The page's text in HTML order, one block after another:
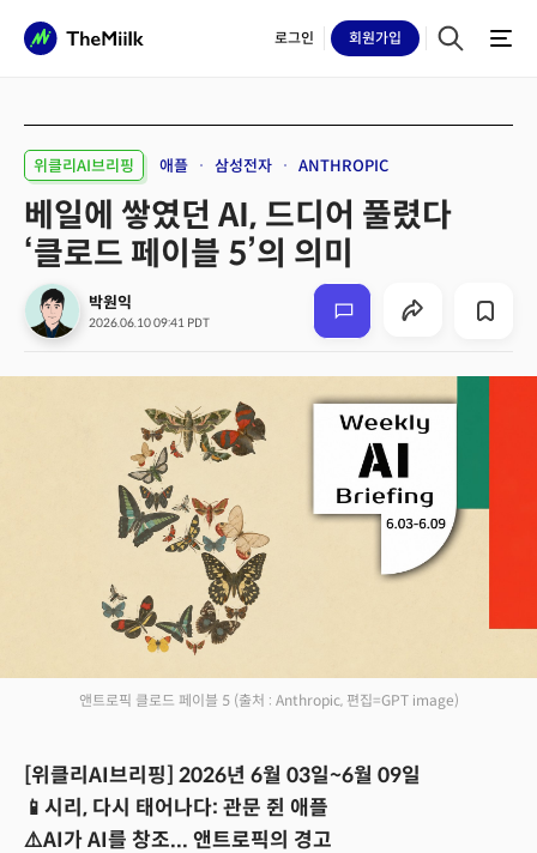
로그인 회원가입
위클리AI브리핑 애플 삼성전자 ANTHROPIC
베일에 쌓였던 AI, 드디어 풀렸다
‘클로드 페이블 5’의 의미
박원익
2026.06.10 09:41 PDT
앤트로픽 클로드 페이블 5 (출처 : Anthropic, 편집=GPT image)
[위클리AI브리핑] 2026년 6월 03일~6월 09일
📱시리, 다시 태어나다: 관문 쥔 애플
⚠️AI가 AI를 창조... 앤트로픽의 경고